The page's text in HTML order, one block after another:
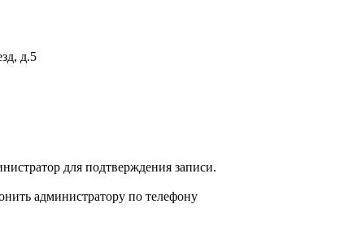
д.5
для подтверждения записи.
администратору по телефону